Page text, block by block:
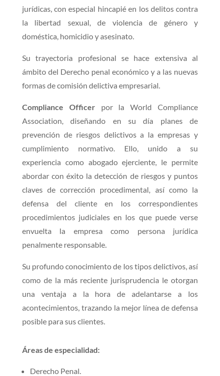
jurídicas, con especial hincapié en los delitos contra
la libertad sexual, de violencia de género y
doméstica, homicidio y asesinato.
Su trayectoria profesional se hace extensiva al
ámbito del Derecho penal económico y a las nuevas
formas de comisión delictiva empresarial.
Compliance Officerpor la World Compliance
Association, diseñando en su día planes de
prevención de riesgos delictivos a la empresas y
cumplimiento normativo. Ello, unido a su
experiencia como abogado ejerciente, le permite
abordar con éxito la detección de riesgos y puntos
claves de corrección procedimental, así como la
defensa del cliente en los correspondientes
procedimientos judiciales en los que puede verse
envuelta la empresa como persona jurídica
penalmente responsable.
Su profundo conocimiento de los tipos delictivos, así
como de la más reciente jurisprudencia le otorgan
una ventaja a la hora de adelantarse a los
acontecimientos, trazando la mejor línea de defensa
posible para sus clientes.
Áreas de especialidad:
Derecho Penal.